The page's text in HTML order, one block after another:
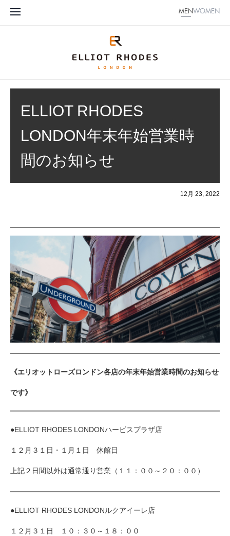
MENWOMEN
ELLIOT RHODES
LONDON年末年始営業時
間のお知らせ
12月 23, 2022
《エリオットローズロンドン各店の年末年始営業時間のお知らせ
です》
●ELLIOT RHODES LONDONハービスプラザ店
１２月３１日・１月１日 休館日
上記２日間以外は通常通り営業（１１：００～２０：００）
●ELLIOT RHODES LONDONルクアイーレ店
１２月３１日 １０：３０～１８：００